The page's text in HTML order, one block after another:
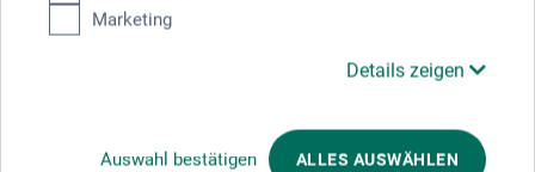
Marketing
Details zeigen
Auswahl bestätigen ALLES AUSWÄHLEN